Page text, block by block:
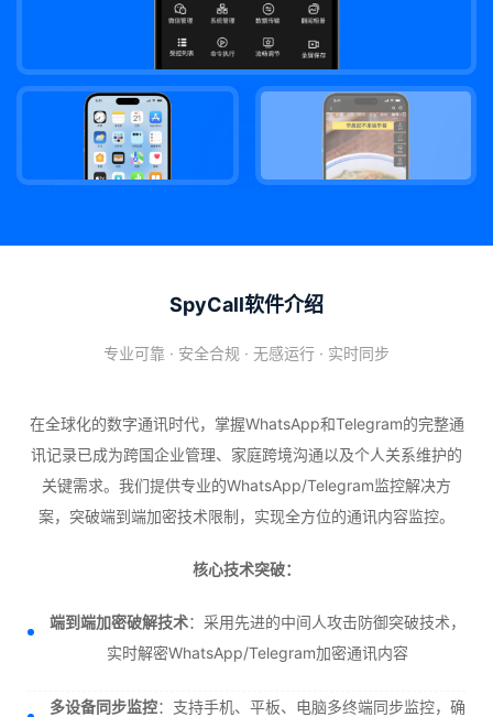
SpyCall软件介绍
专业可靠 · 安全合规 · 无感运行 · 实时同步
在全球化的数字通讯时代，掌握WhatsApp和Telegram的完整通
讯记录已成为跨国企业管理、家庭跨境沟通以及个人关系维护的
关键需求。我们提供专业的WhatsApp/Telegram监控解决方
案，突破端到端加密技术限制，实现全方位的通讯内容监控。
核心技术突破：
端到端加密破解技术：采用先进的中间人攻击防御突破技术，
实时解密WhatsApp/Telegram加密通讯内容
多设备同步监控：支持手机、平板、电脑多终端同步监控，确